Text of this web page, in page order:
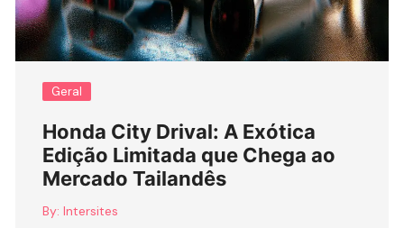
Geral
Honda City Drival: A Exótica
Edição Limitada que Chega ao
Mercado Tailandês
By: Intersites